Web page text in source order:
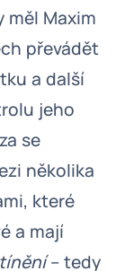
měl Maxim
převádět
a další
jeho
se
několika
které
a mají
– tedy